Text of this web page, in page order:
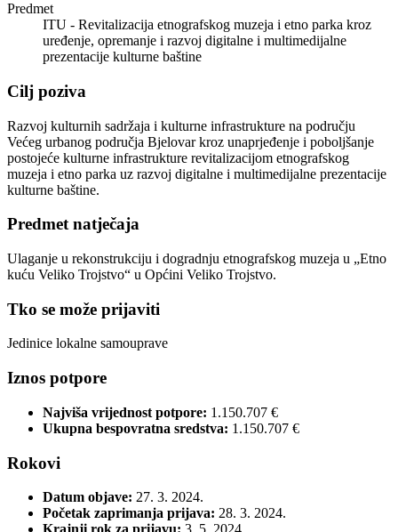
Predmet
ITU - Revitalizacija etnografskog muzeja i etno parka kroz
uređenje, opremanje i razvoj digitalne i multimedijalne
prezentacije kulturne baštine
Cilj poziva
Razvoj kulturnih sadržaja i kulturne infrastrukture na području
Većeg urbanog područja Bjelovar kroz unaprjeđenje i poboljšanje
postojeće kulturne infrastrukture revitalizacijom etnografskog
muzeja i etno parka uz razvoj digitalne i multimedijalne prezentacije
kulturne baštine.
Predmet natječaja
Ulaganje u rekonstrukciju i dogradnju etnografskog muzeja u „Etno
kuću Veliko Trojstvo“ u Općini Veliko Trojstvo.
Tko se može prijaviti
Jedinice lokalne samouprave
Iznos potpore
Najviša vrijednost potpore: 1.150.707 €
Ukupna bespovratna sredstva: 1.150.707 €
Rokovi
Datum objave: 27. 3. 2024.
Početak zaprimanja prijava: 28. 3. 2024.